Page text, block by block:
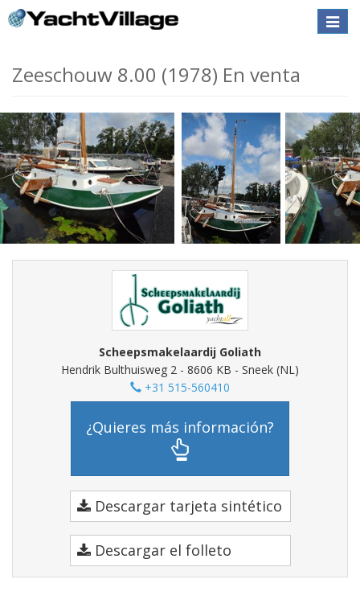
Toggle
Zeeschouw 8.00 (1978) En venta
Scheepsmakelaardij Goliath
Hendrik Bulthuisweg 2 - 8606 KB - Sneek (NL)
+31 515-560410
¿Quieres más información?
Descargar tarjeta sintético
Descargar el folleto